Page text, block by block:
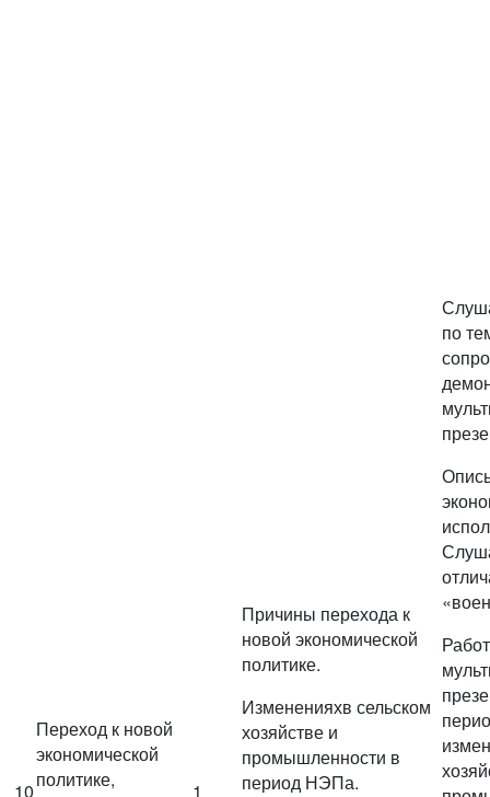
10
Переход к новой
экономической
политике,
1
Причины перехода к
новой экономической
политике.
Измененияхв сельском
хозяйстве и
промышленности в
период НЭПа.
по